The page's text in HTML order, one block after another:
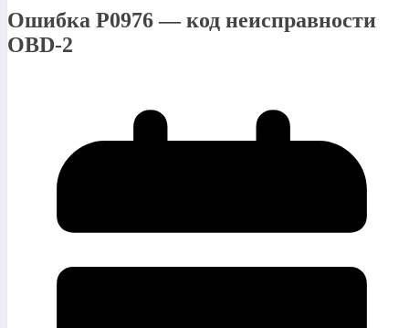
Ошибка P0976 — код неисправности
OBD-2